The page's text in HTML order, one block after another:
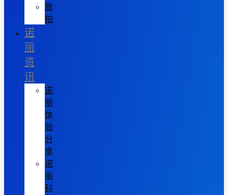
旅
拍
诺
丽
资
讯
诺
丽
体
验
分
享
诺
丽
科